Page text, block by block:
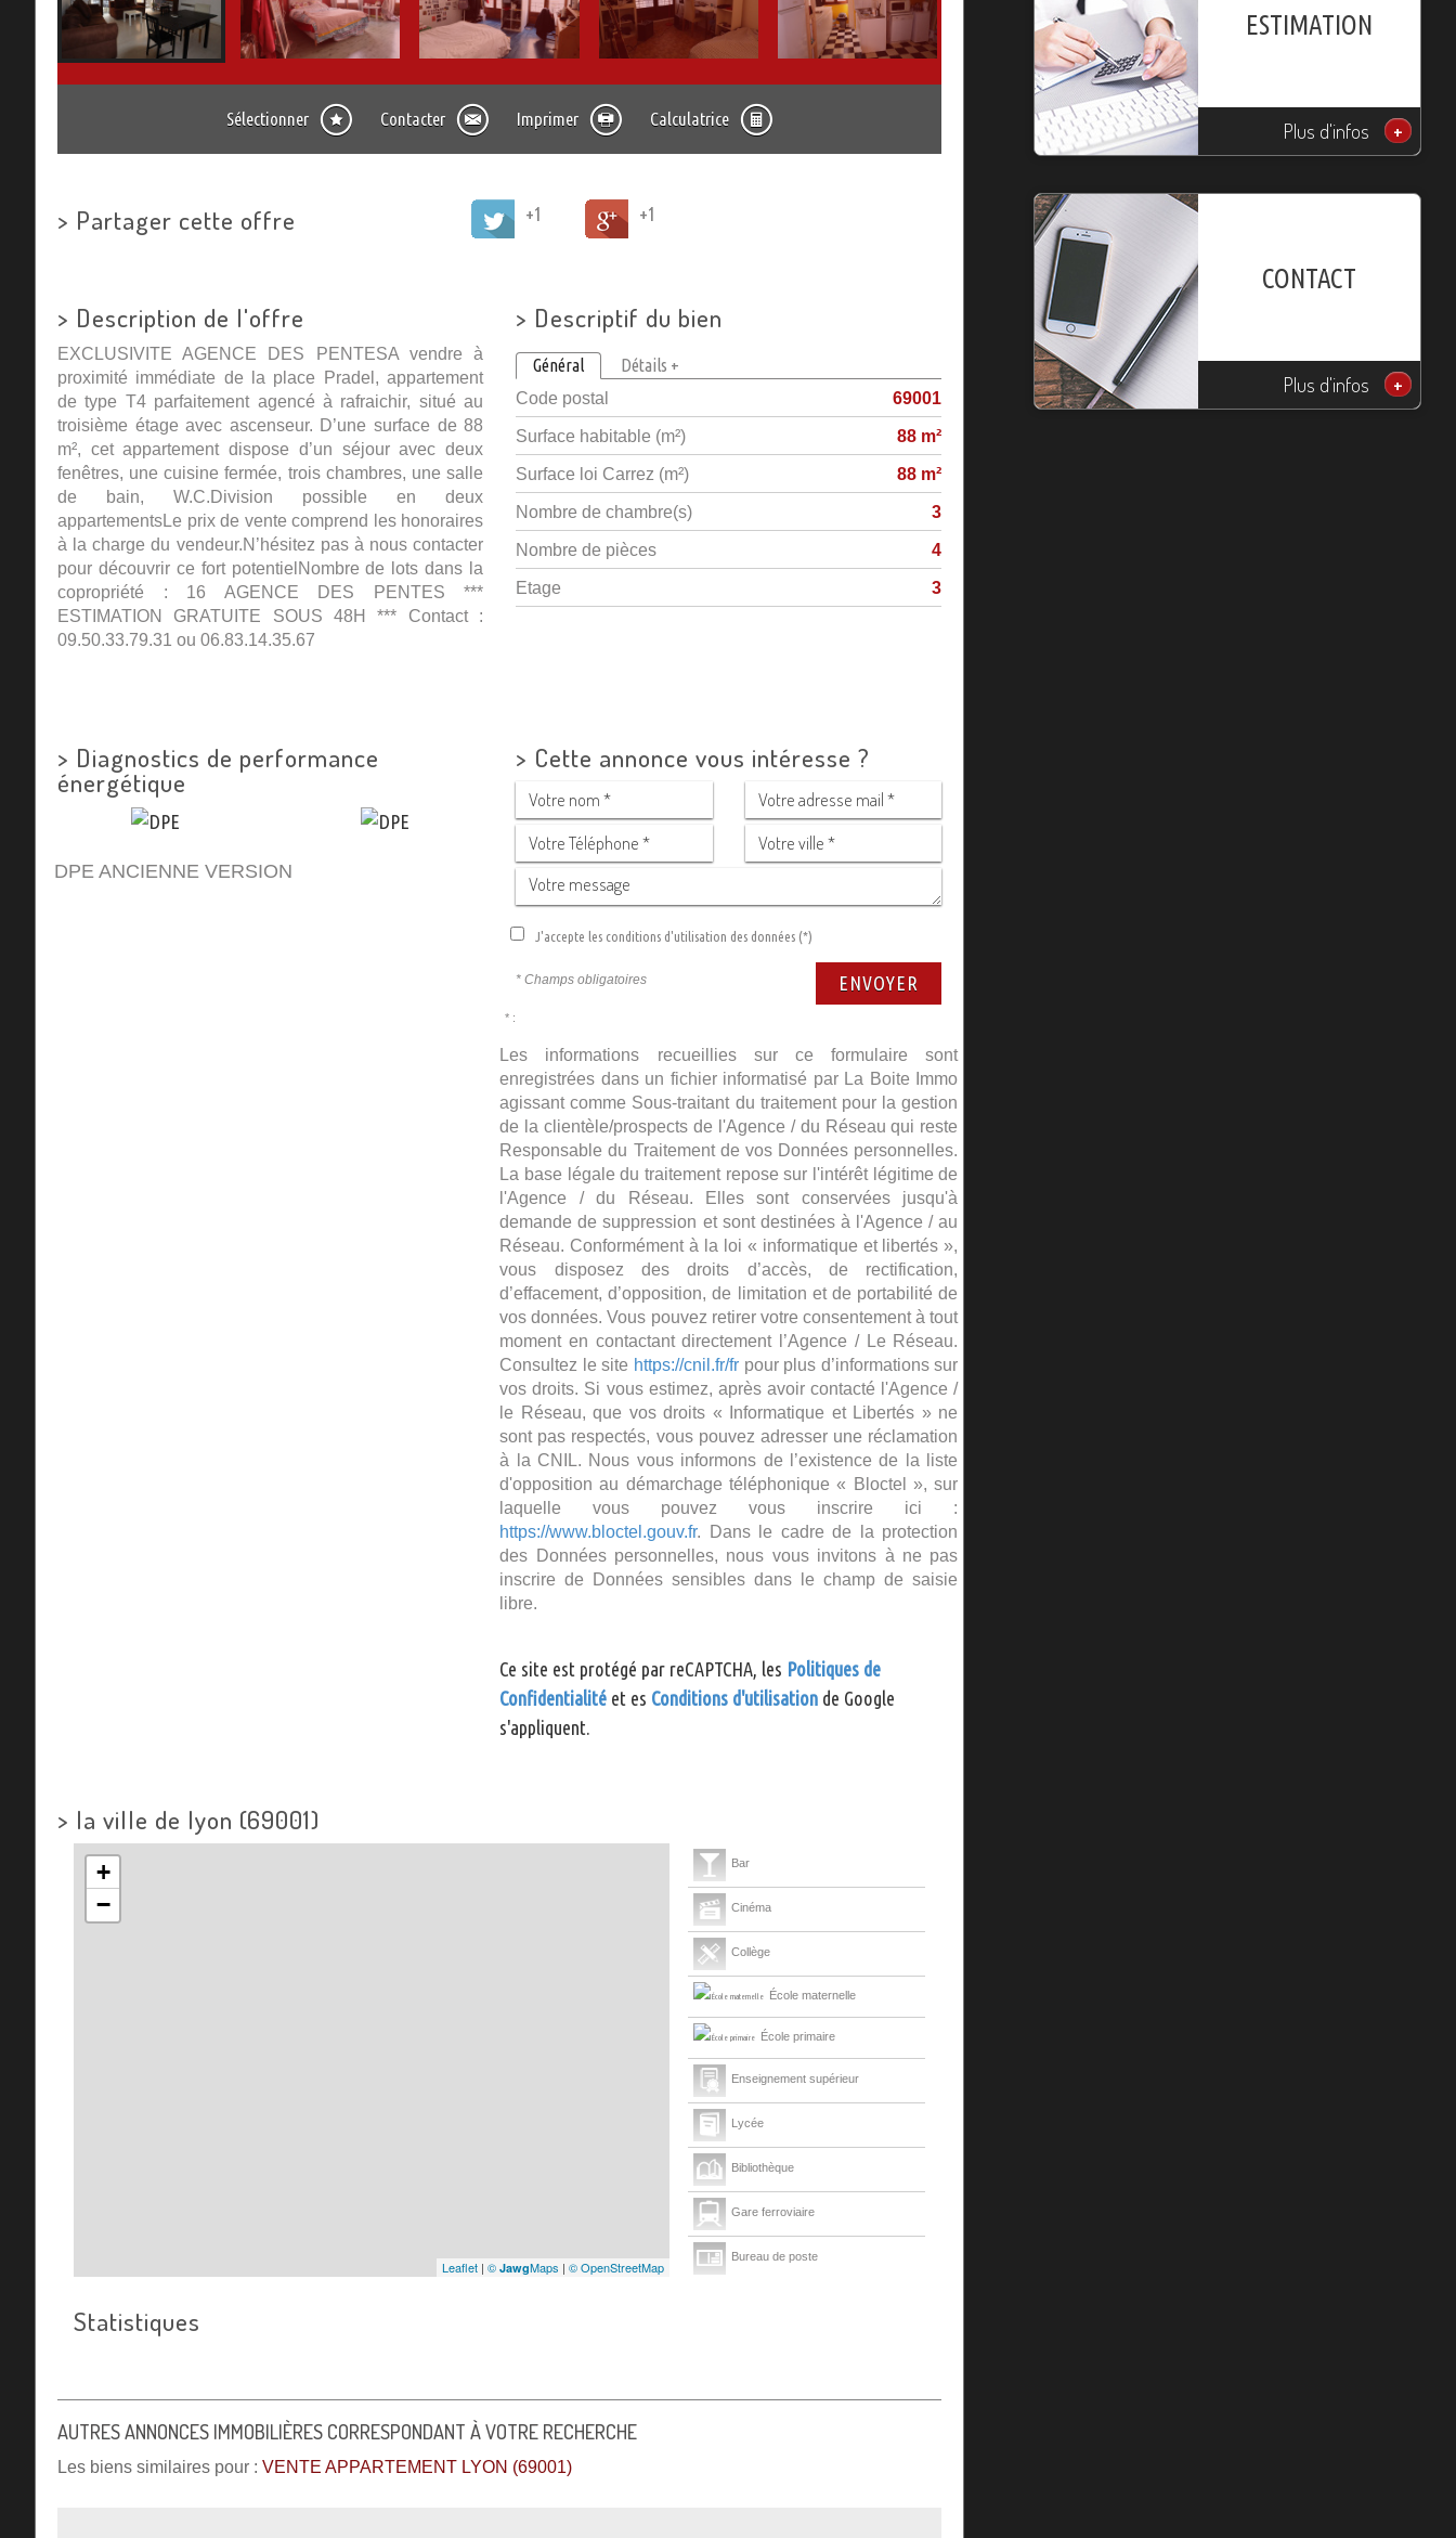
Sélectionner Contacter Imprimer Calculatrice
> Partager cette offre +1 +1
> Description de l'offre
EXCLUSIVITE AGENCE DES PENTESA vendre à
proximité immédiate de la place Pradel, appartement
de type T4 parfaitement agencé à rafraichir, situé au
troisième étage avec ascenseur. D’une surface de 88
m², cet appartement dispose d’un séjour avec deux
fenêtres, une cuisine fermée, trois chambres, une salle
de bain, W.C.Division possible en deux
appartementsLe prix de vente comprend les honoraires
à la charge du vendeur.N’hésitez pas à nous contacter
pour découvrir ce fort potentielNombre de lots dans la
copropriété : 16 AGENCE DES PENTES ***
ESTIMATION GRATUITE SOUS 48H *** Contact :
09.50.33.79.31 ou 06.83.14.35.67
> Descriptif du bien
Général
Détails +
Code postal
69001
Surface habitable (m²)
88 m²
Surface loi Carrez (m²)
88 m²
Nombre de chambre(s)
3
Nombre de pièces
4
Etage
3
> Diagnostics de performance
énergétique
DPE ANCIENNE VERSION
> Cette annonce vous intéresse ?
J'accepte les conditions d'utilisation des données (*)
* Champs obligatoires ENVOYER
* :
Les informations recueillies sur ce formulaire sont
enregistrées dans un fichier informatisé par La Boite Immo
agissant comme Sous-traitant du traitement pour la gestion
de la clientèle/prospects de l'Agence / du Réseau qui reste
Responsable du Traitement de vos Données personnelles.
La base légale du traitement repose sur l'intérêt légitime de
l'Agence / du Réseau. Elles sont conservées jusqu'à
demande de suppression et sont destinées à l'Agence / au
Réseau. Conformément à la loi « informatique et libertés »,
vous disposez des droits d’accès, de rectification,
d’effacement, d’opposition, de limitation et de portabilité de
vos données. Vous pouvez retirer votre consentement à tout
moment en contactant directement l’Agence / Le Réseau.
Consultez le site https://cnil.fr/frpour plus d’informations sur
vos droits. Si vous estimez, après avoir contacté l'Agence /
le Réseau, que vos droits « Informatique et Libertés » ne
sont pas respectés, vous pouvez adresser une réclamation
à la CNIL. Nous vous informons de l’existence de la liste
d'opposition au démarchage téléphonique « Bloctel », sur
laquelle vous pouvez vous inscrire ici :
https://www.bloctel.gouv.fr. Dans le cadre de la protection
des Données personnelles, nous vous invitons à ne pas
inscrire de Données sensibles dans le champ de saisie
libre.
Ce site est protégé par reCAPTCHA, les Politiques de
Confidentialité et es Conditions d'utilisation de Google
s'appliquent.
> la ville de lyon (69001)
+
−
Leaflet |©JawgMaps |© OpenStreetMap
Bar
Cinéma
Collège
École maternelle
École primaire
Enseignement supérieur
Lycée
Bibliothèque
Gare ferroviaire
Bureau de poste
Statistiques
AUTRES ANNONCES IMMOBILIÈRES CORRESPONDANT À VOTRE RECHERCHE
Les biens similaires pour : VENTE APPARTEMENT LYON (69001)
ESTIMATION
Plus d'infos +
CONTACT
Plus d'infos +